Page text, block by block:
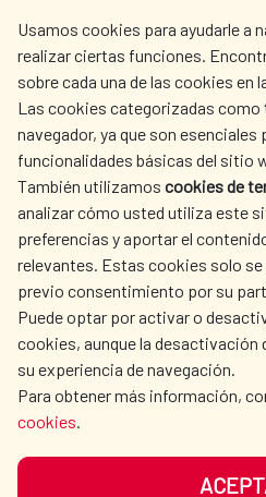
Usamos cookies para ayudarle a
realizar ciertas funciones.
sobre cada una de las cookies en
Las cookies categorizadas como
navegador, ya que son esenciales
funcionalidades básicas del sitio
También utilizamos cookies de
analizar cómo usted utiliza este
preferencias y aportar el
relevantes. Estas cookies solo se
previo consentimiento por su
Puede optar por activar o
cookies, aunque la desactivación
su experiencia de navegación.
Para obtener más información,
cookies.
AECID
L'ACTION HUMANITAIRE
ESPAGNOLE
CULTURE ET SCIENCE
NOS RÉSEAUX SOCIAUX